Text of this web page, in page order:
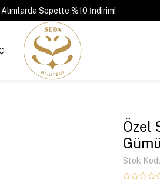
Sepette %10 İndirim!
Özel
Stok